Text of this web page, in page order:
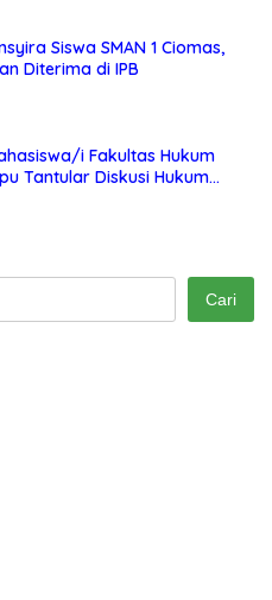
Siswa SMAN 1 Ciomas,
Diterima di IPB
i Fakultas Hukum
Tantular Diskusi Hukum
Cari